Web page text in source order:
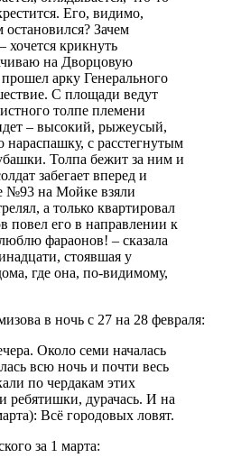
Его, видимо,
остановился? Зачем
хочется крикнуть
на Дворцовую
арку Генерального
С площади ведут
толпе племени
– высокий, рыжеусый,
нараспашку, с расстегнутым
Толпа бежит за ним и
забегает вперед и
№93 на Мойке взяли
а только квартировал
повел его в направлении к
фараонов! – сказала
стоявшая у
где она, по-видимому,
в ночь с 27 на 28 февраля:
Около семи началась
всю ночь и почти весь
по чердакам этих
ребятишки, дурачась. И на
Всё городовых ловят.
за 1 марта: